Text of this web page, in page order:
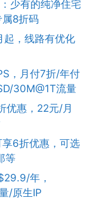
少有的纯净住宅
属8折码
，线路有优化
，月付7折/年付
30M@1T流量
优惠，22元/月
6折优惠，可选
等
年，
/原生IP